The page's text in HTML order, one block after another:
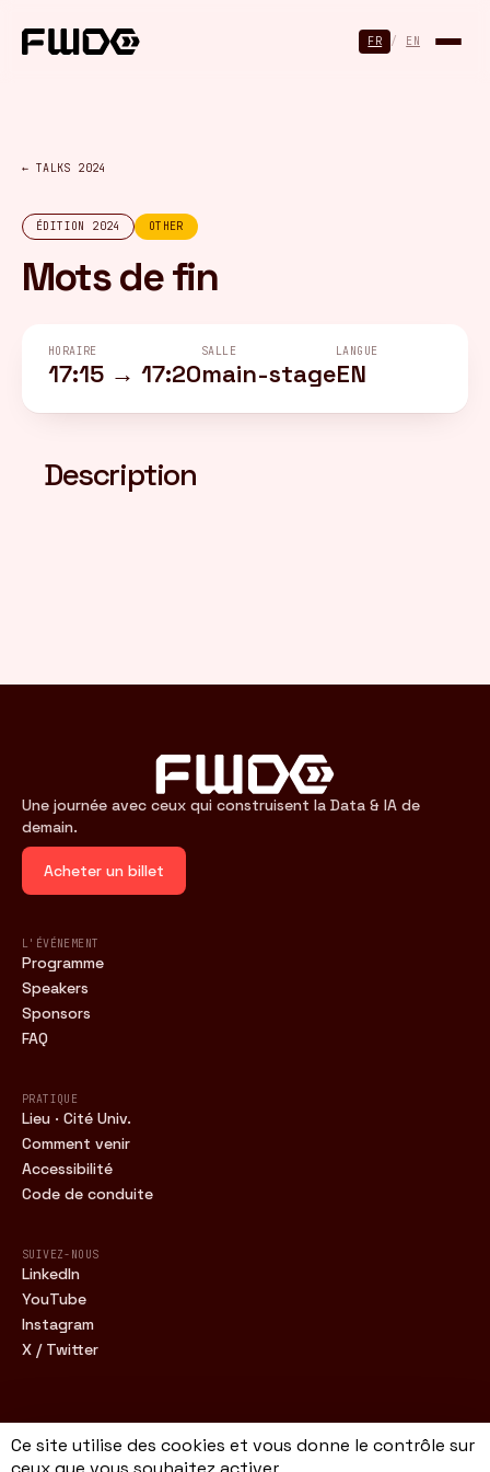
FR / EN
← TALKS 2024
ÉDITION 2024 OTHER
Mots de fin
HORAIRE
17:15 → 17:20
SALLE
main-stage
LANGUE
EN
Description
Une journée avec ceux qui construisent la Data & IA de
demain.
Acheter un billet
L'ÉVÉNEMENT
Programme
Speakers
Sponsors
FAQ
PRATIQUE
Lieu · Cité Univ.
Comment venir
Accessibilité
Code de conduite
SUIVEZ-NOUS
LinkedIn
YouTube
Instagram
X / Twitter
Ce site utilise des cookies et vous donne le contrôle sur